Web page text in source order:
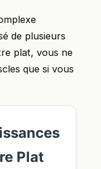
de plusieurs
plat, vous ne
que si vous
Plat